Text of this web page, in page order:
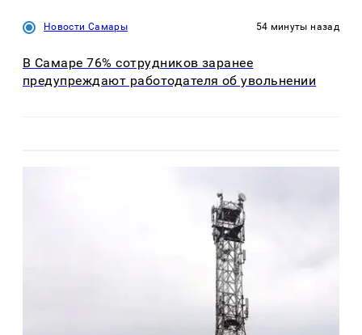
Новости Самары 54 минуты назад
В Самаре 76% сотрудников заранее
предупреждают работодателя об увольнении